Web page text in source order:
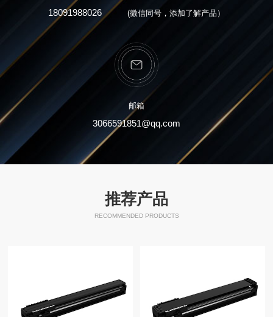
18091988026 (微信同号，添加了解产品）
邮箱
3066591851@qq.com
推荐产品
RECOMMENDED PRODUCTS